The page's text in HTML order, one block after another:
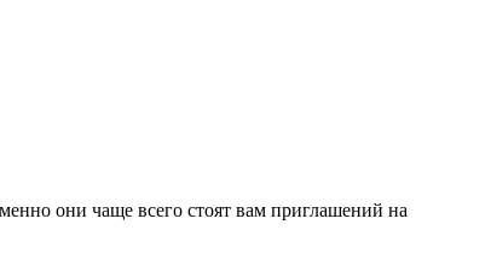
они чаще всего стоят вам приглашений на